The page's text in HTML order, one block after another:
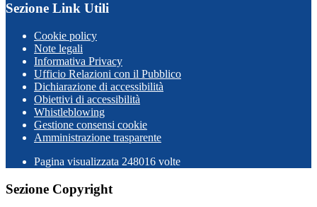
Sezione Link Utili
Cookie policy
Note legali
Informativa Privacy
Ufficio Relazioni con il Pubblico
Dichiarazione di accessibilità
Obiettivi di accessibilità
Whistleblowing
Gestione consensi cookie
Amministrazione trasparente
Pagina visualizzata 248016 volte
Sezione Copyright